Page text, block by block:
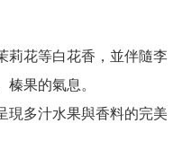
莉花等白花香，並伴隨李
果的氣息。
現多汁水果與香料的完美